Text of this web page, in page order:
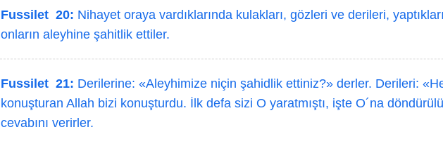
Fussilet 20: Nihayet oraya vardıklarında kulakları, gözleri ve derileri,
onların aleyhine şahitlik ettiler.
Fussilet 21: Derilerine: «Aleyhimize niçin şahidlik ettiniz?» derler. Derileri:
konuşturan Allah bizi konuşturdu. İlk defa sizi O yaratmıştı, işte O´na
cevabını verirler.